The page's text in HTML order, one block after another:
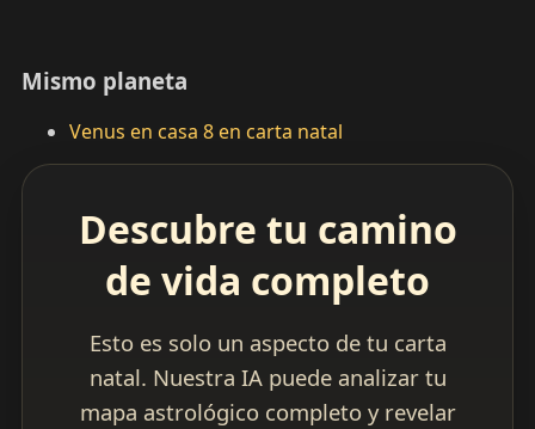
Mismo planeta
Venus en casa 8 en carta natal
Descubre tu camino
de vida completo
Esto es solo un aspecto de tu carta
natal. Nuestra IA puede analizar tu
mapa astrológico completo y revelar